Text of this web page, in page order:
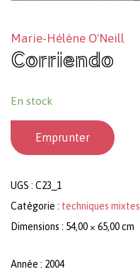
Marie-Hélène O'Neill
Corriendo
En stock
Emprunter
UGS : C23_1
Catégorie : techniques mixtes
Dimensions : 54,00 × 65,00 cm
Année : 2004